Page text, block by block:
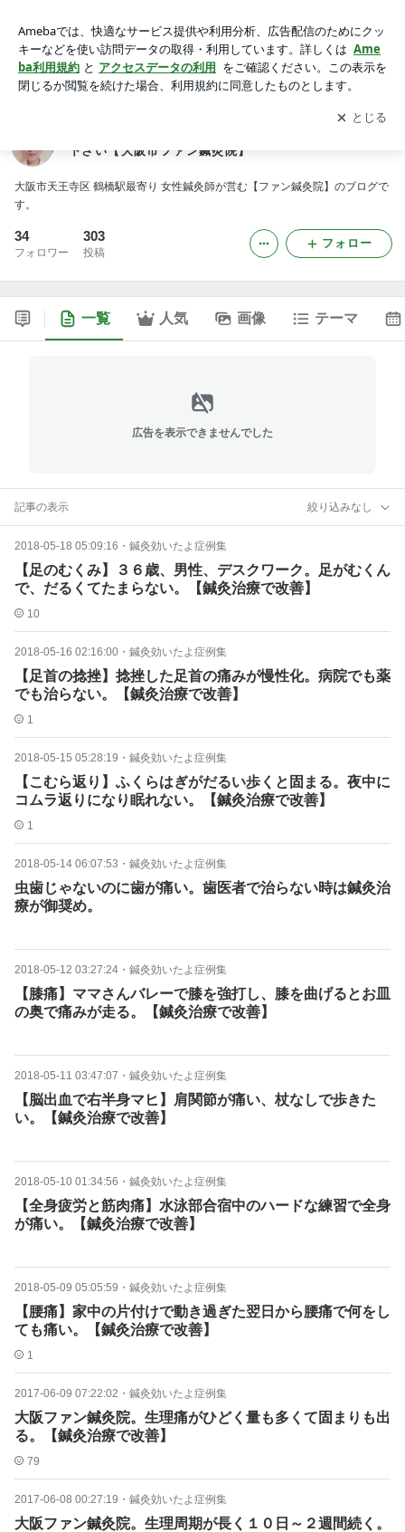
【大阪市ファン鍼灸院】
アプリをダウンロードして ブログの更新通知
を受け取りまし
ょう。
開く
下さい【大阪市ファン鍼灸院】
大阪市天王寺区 鶴橋駅最寄り 女性鍼灸師が営む【ファン鍼灸院】のブログで
す。
34
フォロワー
303
投稿
フォロー
一覧 人気 画像 テーマ
広告を表示できませんでした
記事の表示 絞り込みなし
2018-05-18 05:09:16 ・ 鍼灸効いたよ症例集
【足のむくみ】３６歳、男性、デスクワーク。足がむくん
で、だるくてたまらない。【鍼灸治療で改善】
10
2018-05-16 02:16:00 ・ 鍼灸効いたよ症例集
【足首の捻挫】捻挫した足首の痛みが慢性化。病院でも薬
でも治らない。【鍼灸治療で改善】
1
2018-05-15 05:28:19 ・ 鍼灸効いたよ症例集
【こむら返り】ふくらはぎがだるい歩くと固まる。夜中に
コムラ返りになり眠れない。【鍼灸治療で改善】
1
2018-05-14 06:07:53 ・ 鍼灸効いたよ症例集
虫歯じゃないのに歯が痛い。歯医者で治らない時は鍼灸治
療が御奨め。
2018-05-12 03:27:24 ・ 鍼灸効いたよ症例集
【膝痛】ママさんバレーで膝を強打し、膝を曲げるとお皿
の奥で痛みが走る。【鍼灸治療で改善】
2018-05-11 03:47:07 ・ 鍼灸効いたよ症例集
【脳出血で右半身マヒ】肩関節が痛い、杖なしで歩きた
い。【鍼灸治療で改善】
2018-05-10 01:34:56 ・ 鍼灸効いたよ症例集
【全身疲労と筋肉痛】水泳部合宿中のハードな練習で全身
が痛い。【鍼灸治療で改善】
2018-05-09 05:05:59 ・ 鍼灸効いたよ症例集
【腰痛】家中の片付けで動き過ぎた翌日から腰痛で何をし
ても痛い。【鍼灸治療で改善】
1
2017-06-09 07:22:02 ・ 鍼灸効いたよ症例集
大阪ファン鍼灸院。生理痛がひどく量も多くて固まりも出
る。【鍼灸治療で改善】
79
2017-06-08 00:27:19 ・ 鍼灸効いたよ症例集
大阪ファン鍼灸院。生理周期が長く１０日～２週間続く。